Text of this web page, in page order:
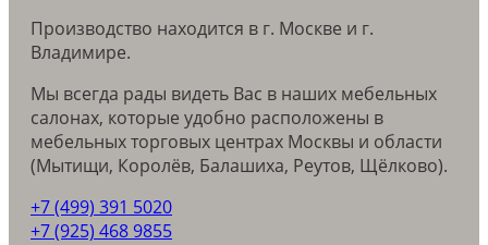
Производство находится в г. Москве и г.
Владимире.
Мы всегда рады видеть Вас в наших мебельных
салонах, которые удобно расположены в
мебельных торговых центрах Москвы и области
(Мытищи, Королёв, Балашиха, Реутов, Щёлково).
+7 (499) 391 5020
+7 (925) 468 9855